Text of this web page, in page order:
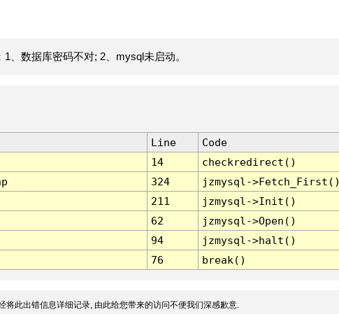
、数据库密码不对; 2、mysql未启动。
Line
Code
14
checkredirect()
324
jzmysql-
211
jzmysql->Init()
62
jzmysql->Open()
94
jzmysql->halt()
76 break()
将此出错信息详细记录, 由此给您带来的访问不便我们深感歉意.